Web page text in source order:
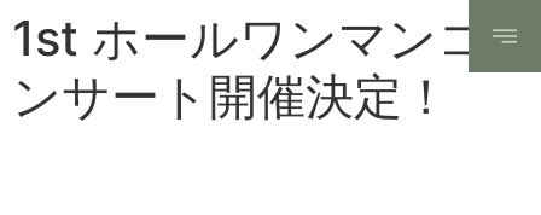
1st ホールワンマンコ
ンサート開催決定！